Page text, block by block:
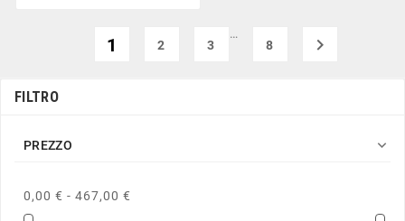
1 2 3
…
8

FILTRO
PREZZO 
0,00 € - 467,00 €